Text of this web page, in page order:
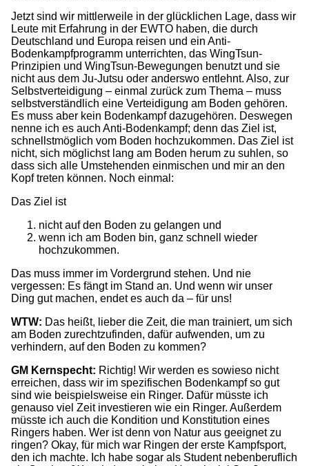
Jetzt sind wir mittlerweile in der glücklichen Lage, dass wir
Leute mit Erfahrung in der EWTO haben, die durch
Deutschland und Europa reisen und ein Anti-
Bodenkampfprogramm unterrichten, das WingTsun-
Prinzipien und WingTsun-Bewegungen benutzt und sie
nicht aus dem Ju-Jutsu oder anderswo entlehnt. Also, zur
Selbstverteidigung – einmal zurück zum Thema – muss
selbstverständlich eine Verteidigung am Boden gehören.
Es muss aber kein Bodenkampf dazugehören. Deswegen
nenne ich es auch Anti-Bodenkampf; denn das Ziel ist,
schnellstmöglich vom Boden hochzukommen. Das Ziel ist
nicht, sich möglichst lang am Boden herum zu suhlen, so
dass sich alle Umstehenden einmischen und mir an den
Kopf treten können. Noch einmal:
Das Ziel ist
nicht auf den Boden zu gelangen und
wenn ich am Boden bin, ganz schnell wieder
hochzukommen.
Das muss immer im Vordergrund stehen. Und nie
vergessen: Es fängt im Stand an. Und wenn wir unser
Ding gut machen, endet es auch da – für uns!
WTW: Das heißt, lieber die Zeit, die man trainiert, um sich
am Boden zurechtzufinden, dafür aufwenden, um zu
verhindern, auf den Boden zu kommen?
GM Kernspecht: Richtig! Wir werden es sowieso nicht
erreichen, dass wir im spezifischen Bodenkampf so gut
sind wie beispielsweise ein Ringer. Dafür müsste ich
genauso viel Zeit investieren wie ein Ringer. Außerdem
müsste ich auch die Kondition und Konstitution eines
Ringers haben. Wer ist denn von Natur aus geeignet zu
ringen? Okay, für mich war Ringen der erste Kampfsport,
den ich machte. Ich habe sogar als Student nebenberuflich